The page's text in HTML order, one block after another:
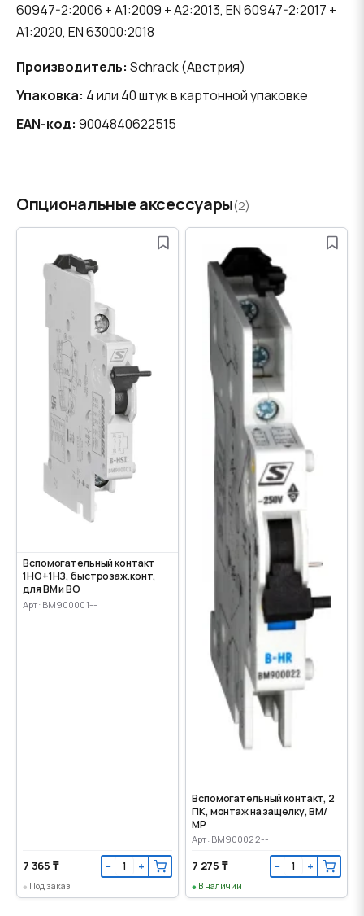
60947-2:2006 + A1:2009 + A2:2013, EN 60947-2:2017 +
A1:2020, EN 63000:2018
Производитель: Schrack (Австрия)
Упаковка: 4 или 40 штук в картонной упаковке
EAN-код: 9004840622515
Опциональные аксессуары(2)
Вспомогательный контакт
1НО+1НЗ, быстрозаж.конт,
для ВМ и ВО
Арт: BM900001--
7 365 ₸ − +
Под заказ
Вспомогательный контакт, 2
ПК, монтаж на защелку, ВМ/
МР
Арт: BM900022--
7 275 ₸ − +
В наличии